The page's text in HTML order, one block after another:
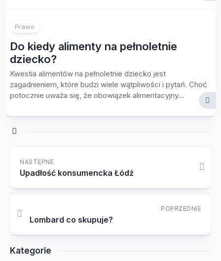
Prawo
Do kiedy alimenty na pełnoletnie
dziecko?
Kwestia alimentów na pełnoletnie dziecko jest
zagadnieniem, które budzi wiele wątpliwości i pytań. Choć
potocznie uważa się, że obowiązek alimentacyjny...
NASTĘPNE
Upadłość konsumencka Łódź
POPRZEDNIE
Lombard co skupuje?
Kategorie